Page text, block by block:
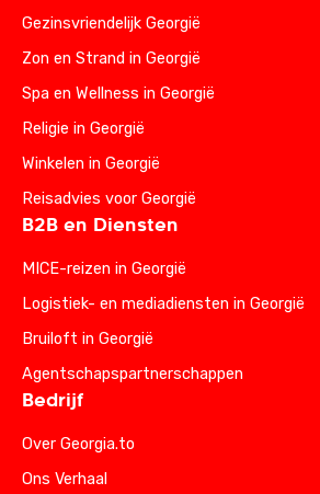
Gezinsvriendelijk Georgië
Zon en Strand in Georgië
Spa en Wellness in Georgië
Religie in Georgië
Winkelen in Georgië
Reisadvies voor Georgië
B2B en Diensten
MICE-reizen in Georgië
Logistiek- en mediadiensten in Georgië
Bruiloft in Georgië
Agentschapspartnerschappen
Bedrijf
Over Georgia.to
Ons Verhaal